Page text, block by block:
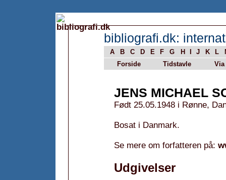
bibliografi.dk:
A B C D E F G H J K L
Forside
Tidstavle Via
JENS MICHAEL
Født 25.05.1948 i Rønne,
Bosat i Danmark.
Se mere om forfatteren på:
Udgivelser